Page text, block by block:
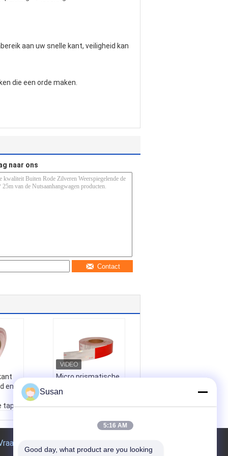
aan uw snelle kant, veiligheid kan
die een orde maken.
naar ons
Contact
en
tape
Micro prismatische
* 6 inch DOT-C2
reflecterende tape
Micro prisma
C2 reflecterende ta
een offerte aan
Susan
5:16 AM
Good day, what product are you looking